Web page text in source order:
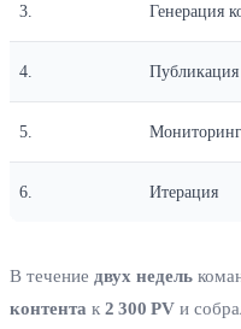
3. Генерация
4.
5.
6. Итерация
В течение двух недель
контента к 2 300 PV и